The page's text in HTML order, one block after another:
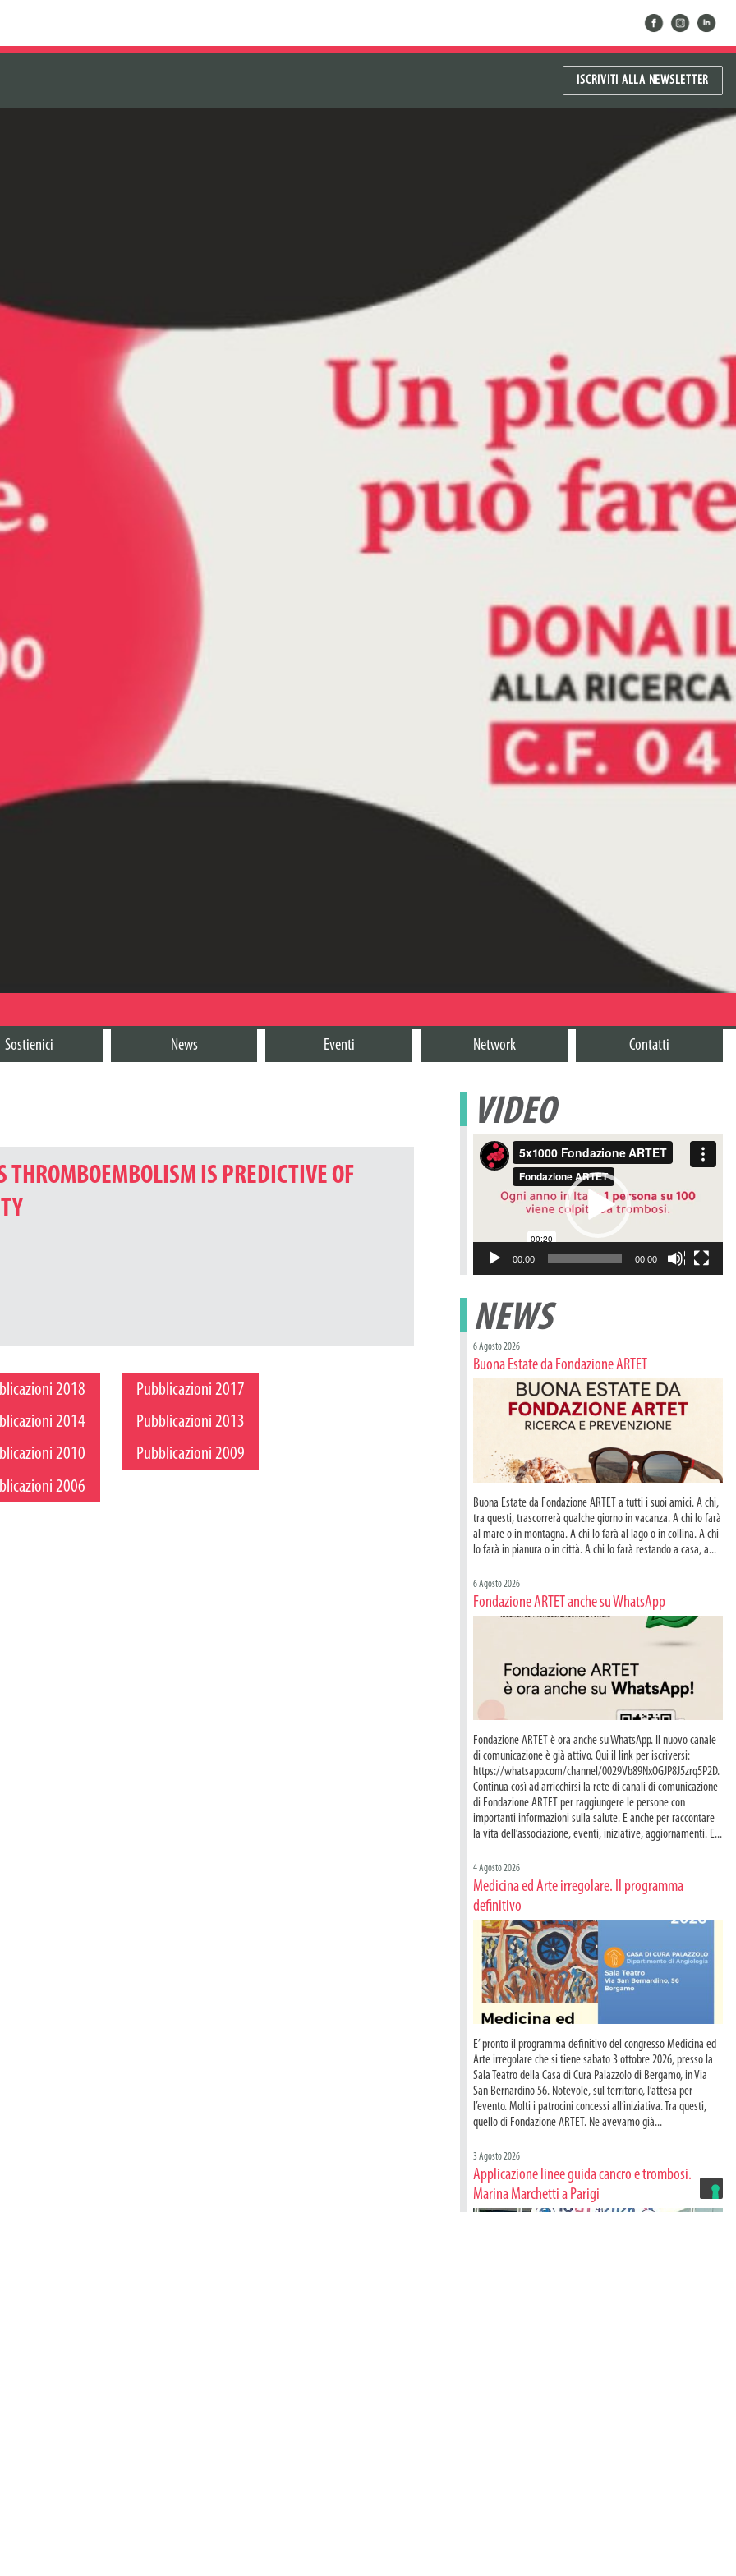
facebookinstragram
linkedin
ISCRIVITI ALLA NEWSLETTER
Sostienici News Eventi Network Contatti
THROMBOEMBOLISM IS PREDICTIVE OF
2018
Pubblicazioni 2017
2014
Pubblicazioni 2013
2010
Pubblicazioni 2009
2006
VIDEO
Video
Player
00:00 00:00
NEWS
6 Agosto 2026
Buona Estate da Fondazione ARTET
Buona Estate da Fondazione ARTET a tutti i suoi amici. A chi,
tra questi, trascorrerà qualche giorno in vacanza. A chi lo farà
al mare o in montagna. A chi lo farà al lago o in collina. A chi
lo farà in pianura o in città. A chi lo farà restando a casa, a...
6 Agosto 2026
Fondazione ARTET anche su WhatsApp
Fondazione ARTET è ora anche su WhatsApp. Il nuovo canale
di comunicazione è già attivo. Qui il link per iscriversi:
https://whatsapp.com/channel/0029Vb89NxOGJP8J5zrq5P2D.
Continua così ad arricchirsi la rete di canali di comunicazione
di Fondazione ARTET per raggiungere le persone con
importanti informazioni sulla salute. E anche per raccontare
la vita dell’associazione, eventi, iniziative, aggiornamenti. E...
4 Agosto 2026
Medicina ed Arte irregolare. Il programma
definitivo
E’ pronto il programma definitivo del congresso Medicina ed
Arte irregolare che si tiene sabato 3 ottobre 2026, presso la
Sala Teatro della Casa di Cura Palazzolo di Bergamo, in Via
San Bernardino 56. Notevole, sul territorio, l’attesa per
l’evento. Molti i patrocini concessi all’iniziativa. Tra questi,
quello di Fondazione ARTET. Ne avevamo già...
3 Agosto 2026
Applicazione linee guida cancro e trombosi.
Marina Marchetti a Parigi